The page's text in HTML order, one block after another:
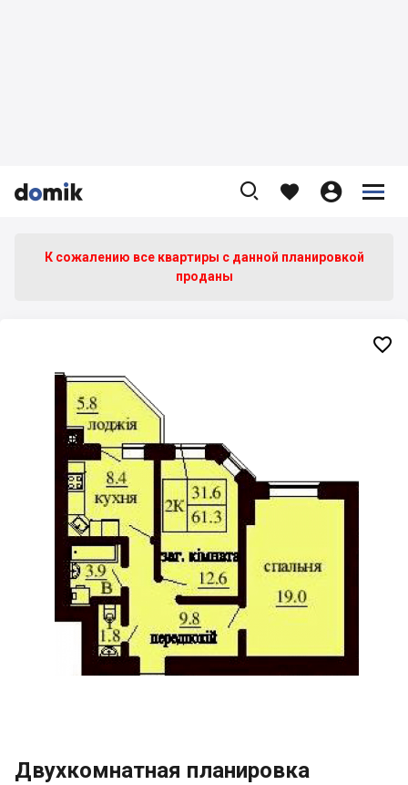


    


К сожалению все квартиры c данной планировкой
проданы
Двухкомнатная планировка
